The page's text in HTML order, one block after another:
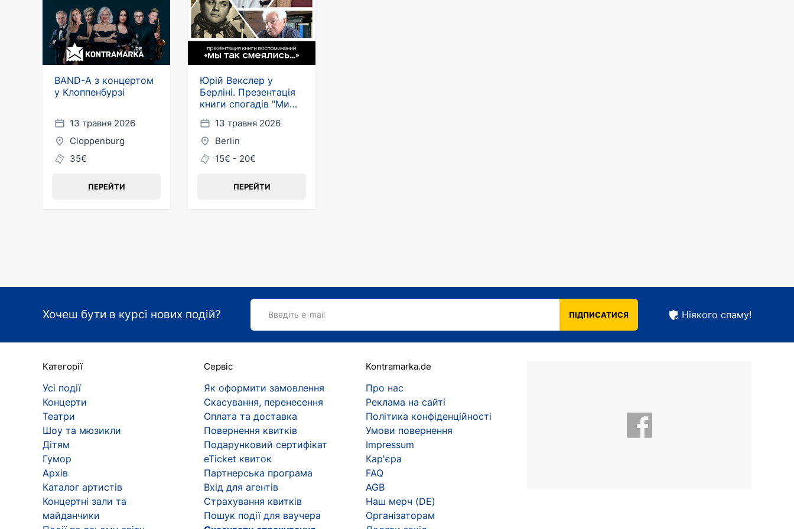
BAND-A з концертом
у Клоппенбурзі
13 травня 2026
Cloppenburg
35€
ПЕРЕЙТИ
Юрій Векслер у
Берліні. Презентація
книги спогадів "Ми
так сміялися..."
13 травня 2026
Berlin
15€ - 20€
ПЕРЕЙТИ
Хочеш бути в курсі нових подій? Введіть e-mail ПІДПИСАТИСЯ Ніякого спаму!
Категорії
Усі події
Концерти
Театри
Шоу та мюзикли
Дітям
Гумор
Архів
Каталог артистів
Концертні зали та
майданчики
Сервіс
Як оформити замовлення
Скасування, перенесення
Оплата та доставка
Повернення квитків
Подарунковий сертифікат
eTicket квиток
Партнерська програма
Вхід для агентів
Страхування квитків
Пошук події для ваучера
Kontramarka.de
Про нас
Реклама на сайті
Політика конфіденційності
Умови повернення
Impressum
Кар'єра
FAQ
AGB
Наш мерч (DE)
Організаторам